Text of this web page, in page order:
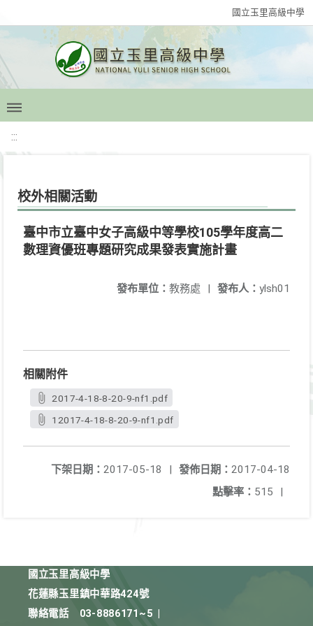
國立玉里高級中學
:::
校外相關活動
臺中市立臺中女子高級中等學校105學年度高二
數理資優班專題研究成果發表實施計畫
發布人： ylsh01
發布單位： 教務處 |
相關附件
2017-4-18-8-20-9-nf1.pdf
12017-4-18-8-20-9-nf1.pdf
發佈日期： 2017-04-18
下架日期： 2017-05-18
|
點擊率： 515 |
國立玉里高級中學
花蓮縣玉里鎮中華路424號
聯絡電話
03-8886171~5